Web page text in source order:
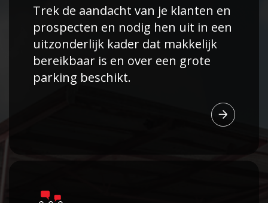
Trek de aandacht van je klanten en
prospecten en nodig hen uit in een
uitzonderlijk kader dat makkelijk
bereikbaar is en over een grote
parking beschikt.